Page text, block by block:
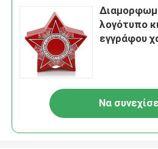
λογότυπο
εγγράφου
Να